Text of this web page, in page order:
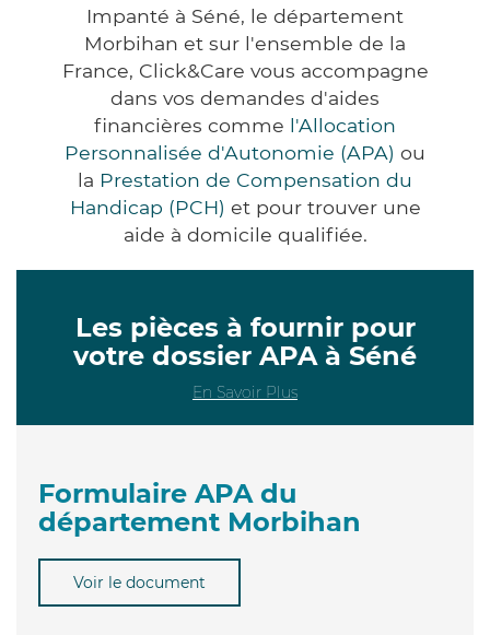
Impanté à Séné, le département
Morbihan et sur l'ensemble de la
France, Click&Care vous accompagne
dans vos demandes d'aides
financières comme l'Allocation
Personnalisée d'Autonomie (APA) ou
la Prestation de Compensation du
Handicap (PCH) et pour trouver une
aide à domicile qualifiée.
Les pièces à fournir pour
votre dossier APA à Séné
En Savoir Plus
Formulaire APA du
département Morbihan
Voir le document